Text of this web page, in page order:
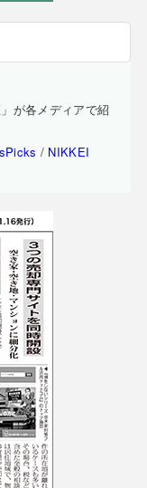
が各メディアで紹
/ NIKKEI